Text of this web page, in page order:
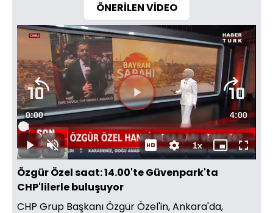
ÖNERİLEN VİDEO
Videoyu
Oynat
OynatSesi
Aç
Süre
0:00 Toplam
Süre
4:00
Yüklendi:
2.47%
1xOynatma
Hızı
Mini
oynatıcı
Tam
Ekran
Özgür Özel saat: 14.00'te Güvenpark'ta
CHP'lilerle buluşuyor
CHP Grup Başkanı Özgür Özel'in, Ankara'da,